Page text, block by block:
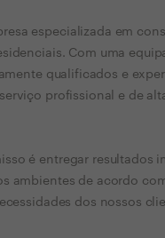
especializada em
Com uma
qualificados e
profissional e de
é entregar resultados
ambientes de acordo
dos nossos